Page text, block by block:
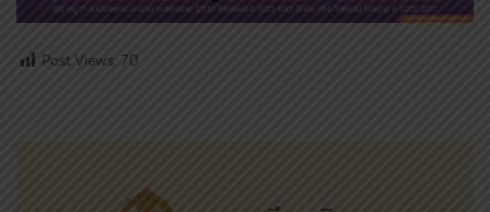
Post Views: 70